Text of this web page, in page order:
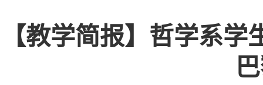
【教学简报】哲学系